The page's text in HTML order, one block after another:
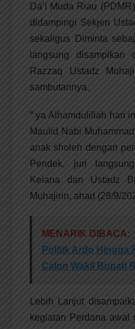
Da’i Muda Riau
didampingi Sekjen
sekaligus Diminta
langsung
Razzaq Ustadz
sambutannya.
” ya Alhamdulillah hari
Maulid Nabi
anak sholeh dengan
Pendek, juri
Kelana dan Ustadz
Muhajirin, ahad (28/9/
MENARIK DIBACA:
Politik Ardo Hingga
Calon Wakil Bupati
Lebih Lanjut
kegiatan Perdana awal